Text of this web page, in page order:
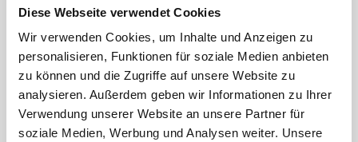
Diese Webseite verwendet Cookies
Wir verwenden Cookies, um Inhalte und Anzeigen zu
personalisieren, Funktionen für soziale Medien anbieten
zu können und die Zugriffe auf unsere Website zu
analysieren. Außerdem geben wir Informationen zu Ihrer
Verwendung unserer Website an unsere Partner für
soziale Medien, Werbung und Analysen weiter. Unsere
Reift 18 Monate in traditionellen Betontanks